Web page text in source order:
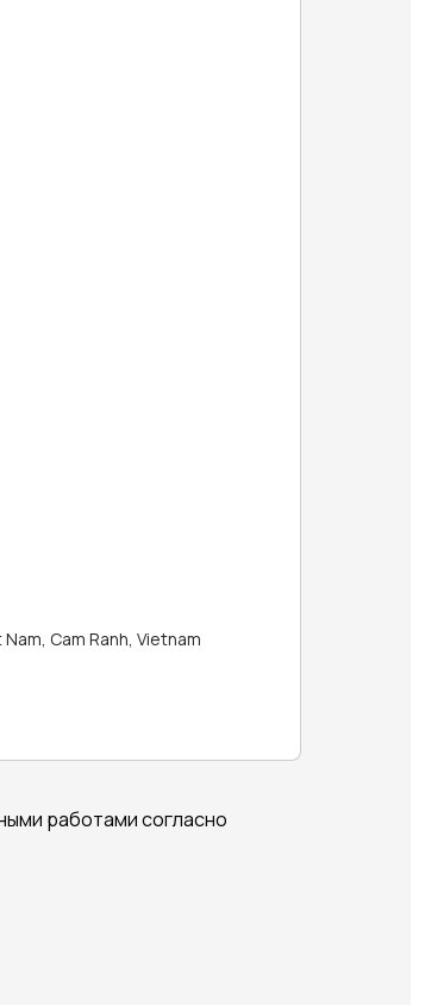
Cam Ranh, Vietnam
работами согласно